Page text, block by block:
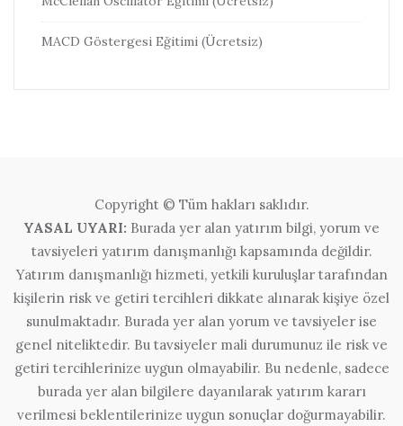
MACD Göstergesi Eğitimi (Ücretsiz)
Copyright © Tüm hakları saklıdır.
YASAL UYARI: Burada yer alan yatırım bilgi, yorum ve
tavsiyeleri yatırım danışmanlığı kapsamında değildir.
Yatırım danışmanlığı hizmeti, yetkili kuruluşlar tarafından
kişilerin risk ve getiri tercihleri dikkate alınarak kişiye özel
sunulmaktadır. Burada yer alan yorum ve tavsiyeler ise
genel niteliktedir. Bu tavsiyeler mali durumunuz ile risk ve
getiri tercihlerinize uygun olmayabilir. Bu nedenle, sadece
burada yer alan bilgilere dayanılarak yatırım kararı
verilmesi beklentilerinize uygun sonuçlar doğurmayabilir.